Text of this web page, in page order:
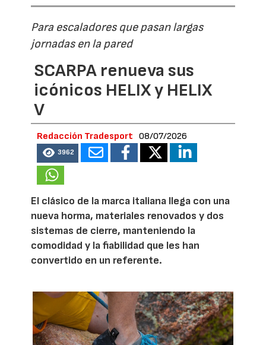
Para escaladores que pasan largas
jornadas en la pared
SCARPA renueva sus
icónicos HELIX y HELIX
V
Redacción Tradesport 08/07/2026
3962
El clásico de la marca italiana llega con una
nueva horma, materiales renovados y dos
sistemas de cierre, manteniendo la
comodidad y la fiabilidad que les han
convertido en un referente.